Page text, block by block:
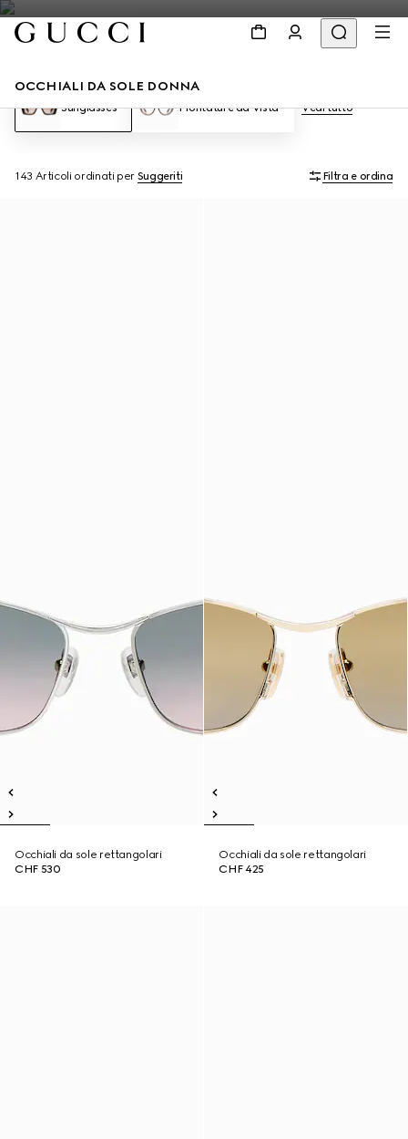
OCCHIALI DA SOLE DONNA
Sunglasses Montature da Vista Vedi tutto
143 Articoli ordinati per Suggeriti Filtra e ordina
Occhiali da sole rettangolari
CHF 530
Occhiali da sole rettangolari
CHF 425